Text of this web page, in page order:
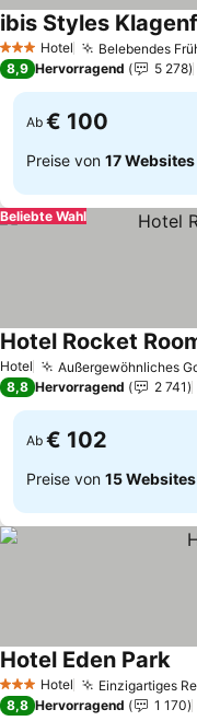
3 SterneHotel Belebendes
ibis Styles
8,9 Hervorragend 5 278
Ab € 100
Preise von 17 Websites
Beliebte Wahl
Hotel Außergewöhnliches
Hotel Rocket
8,8 Hervorragend 2 741
Ab € 102
Preise von 15 Websites
3 SterneHotel Einzigartiges
Hotel Eden Park
8,8 Hervorragend 1 170